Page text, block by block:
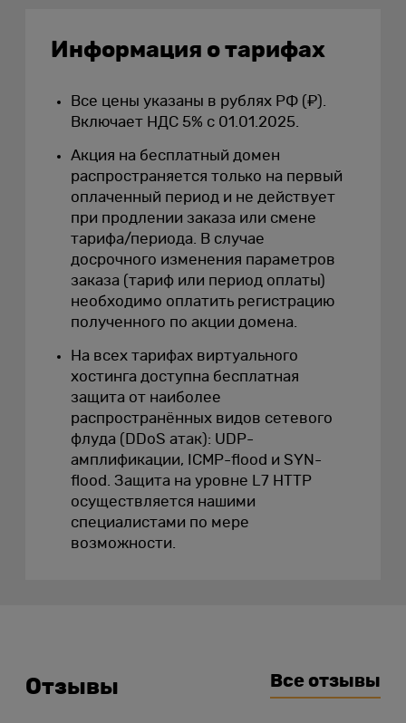
Информация о тарифах
Все цены указаны в рублях РФ (₽).
Включает НДС 5% с 01.01.2025.
Акция на бесплатный домен
распространяется только на первый
оплаченный период и не действует
при продлении заказа или смене
тарифа/периода. В случае
досрочного изменения параметров
заказа (тариф или период оплаты)
необходимо оплатить регистрацию
полученного по акции домена.
На всех тарифах виртуального
хостинга доступна бесплатная
защита от наиболее
распространённых видов сетевого
флуда (DDoS атак): UDP-
амплификации, ICMP-flood и SYN-
flood. Защита на уровне L7 HTTP
осуществляется нашими
специалистами по мере
возможности.
Отзывы Все отзывы